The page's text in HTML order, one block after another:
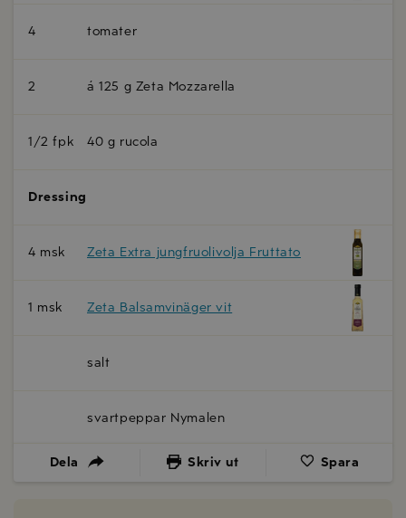
4 tomater
2 á 125 g Zeta Mozzarella
1/2 fpk 40 g rucola
Dressing
4 msk Zeta Extra jungfruolivolja Fruttato
1 msk Zeta Balsamvinäger vit
salt
svartpeppar Nymalen
Dela Skriv ut Spara